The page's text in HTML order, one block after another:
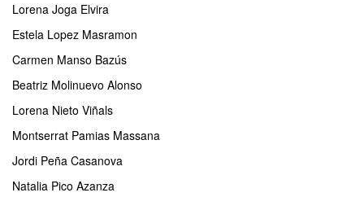
Lorena Joga Elvira
Estela Lopez Masramon
Carmen Manso Bazús
Beatriz Molinuevo Alonso
Lorena Nieto Viñals
Montserrat Pamias Massana
Jordi Peña Casanova
Natalia Pico Azanza